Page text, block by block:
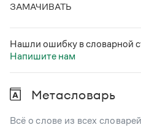
Словари
Научпоп
Учебники и справочники
Все книги
ЗАМАЧИВАТЬ
Нашли ошибку в словарной
Напишите нам
Метасловарь
Всё о слове из всех словарей